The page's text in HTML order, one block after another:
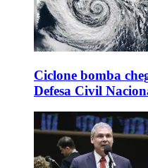
Ciclone bomba
Defesa Civil